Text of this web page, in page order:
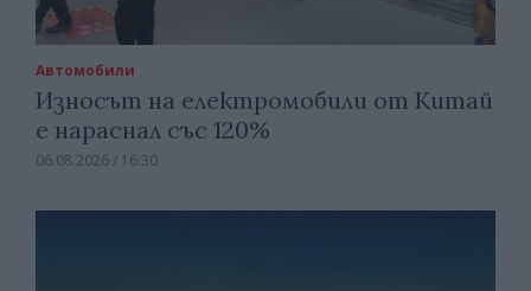
Автомобили
Износът на електромобили от Китай
е нараснал със 120%
06.08.2026 / 16:30